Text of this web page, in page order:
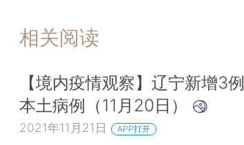
相关阅读
【境内疫情观察】辽宁新增3例
本土病例（11月20日）
2021年11月21日 APP打开